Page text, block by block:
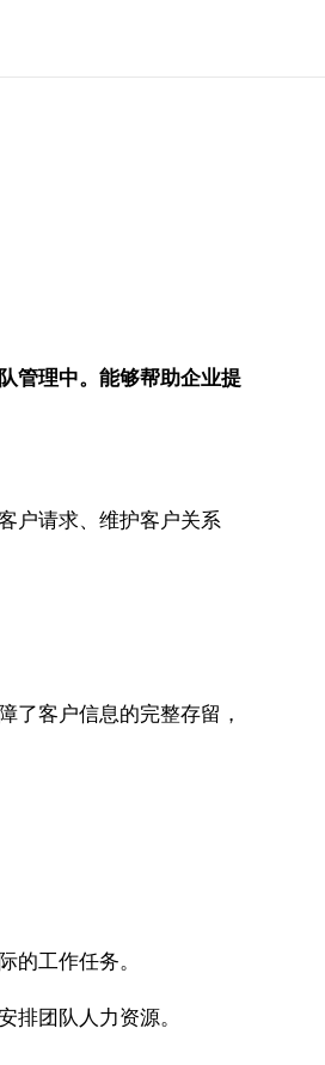
管理中。能够帮助企业提
户请求、维护客户关系
了客户信息的完整存留，
的工作任务。
排团队人力资源。